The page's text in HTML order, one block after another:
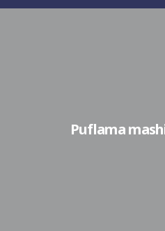
Puflama